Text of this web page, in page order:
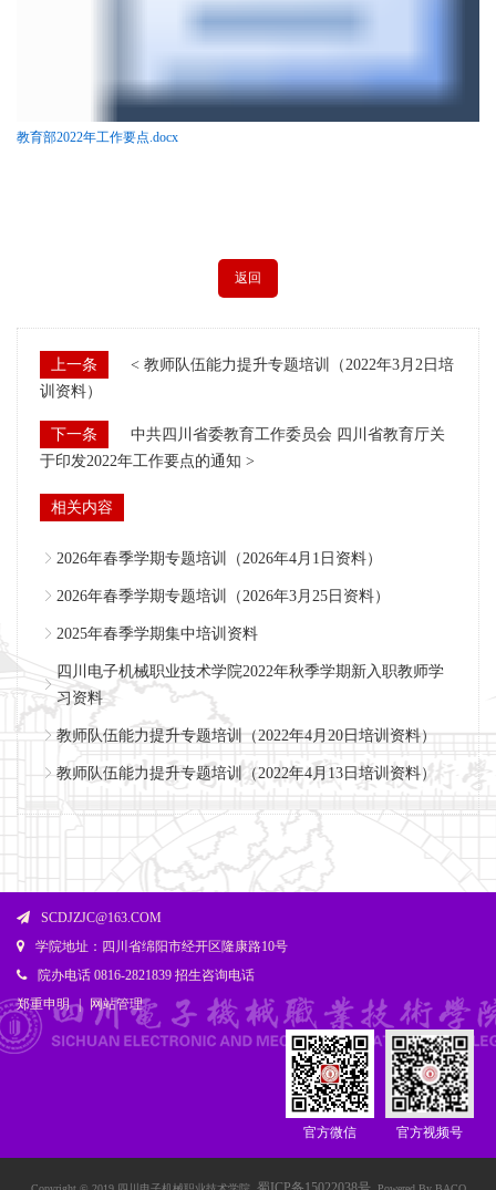
教育部2022年工作要点.docx
返回
上一条
< 教师队伍能力提升专题培训（2022年3月2日培
训资料）
下一条
中共四川省委教育工作委员会 四川省教育厅关
于印发2022年工作要点的通知 >
相关内容
2026年春季学期专题培训（2026年4月1日资料）
2026年春季学期专题培训（2026年3月25日资料）
2025年春季学期集中培训资料
四川电子机械职业技术学院2022年秋季学期新入职教师学
习资料
教师队伍能力提升专题培训（2022年4月20日培训资料）
教师队伍能力提升专题培训（2022年4月13日培训资料）
SCDJZJC@163.COM
学院地址：四川省绵阳市经开区隆康路10号
院办电话 0816-2821839 招生咨询电话
郑重申明 | 网站管理
官方视频号
官方微信